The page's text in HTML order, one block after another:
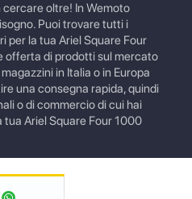
oltre! In Wemoto
Puoi trovare tutti i
per la tua Ariel Square Four
offerta di prodotti sul mercato
in Italia o in Europa
una consegna rapida, quindi
o di commercio di cui hai
tua Ariel Square Four 1000